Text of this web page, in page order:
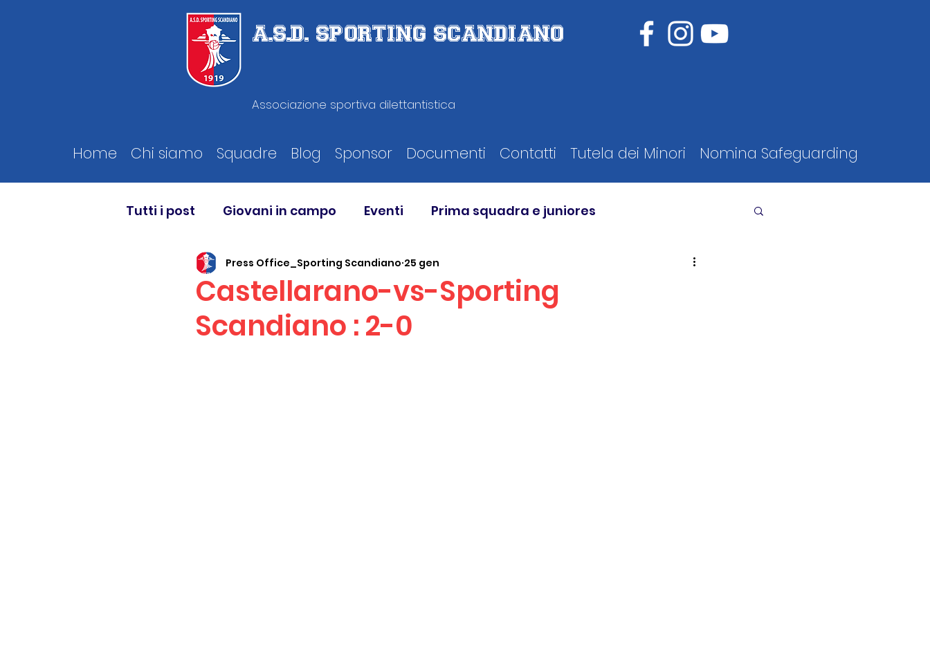
A.S.D. SPORTING SCANDIANO
Associazione sportiva dilettantistica
Home Chi siamo Squadre Blog Sponsor Documenti Contatti Tutela dei Minori Nomina Safeguarding
Tutti i post Giovani in campo Eventi Prima squadra e juniores
Castellarano-vs-Sporting
Scandiano : 2-0
Press Office_Sporting Scandiano 25 gen